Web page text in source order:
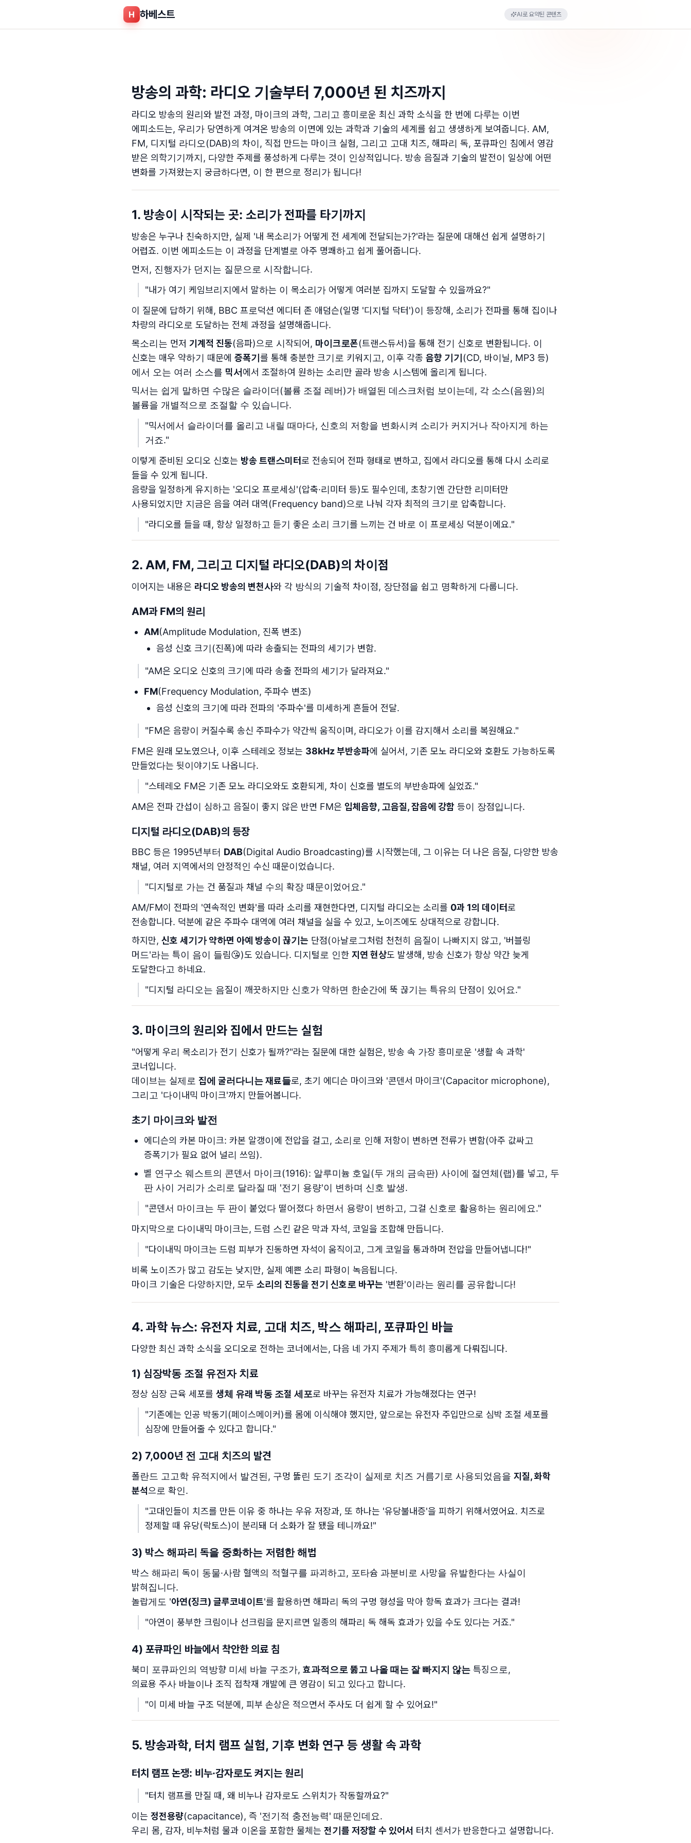
H 하베스트 AI로 요약된 콘텐츠
방송의 과학: 라디오 기술부터 7,000년 된 치즈까지
라디오 방송의 원리와 발전 과정, 마이크의 과학, 그리고 흥미로운 최신 과학 소식을 한 번에 다루는 이번
에피소드는, 우리가 당연하게 여겨온 방송의 이면에 있는 과학과 기술의 세계를 쉽고 생생하게 보여줍니다. AM,
FM, 디지털 라디오(DAB)의 차이, 직접 만드는 마이크 실험, 그리고 고대 치즈, 해파리 독, 포큐파인 침에서 영감
받은 의학기기까지, 다양한 주제를 풍성하게 다루는 것이 인상적입니다. 방송 음질과 기술의 발전이 일상에 어떤
변화를 가져왔는지 궁금하다면, 이 한 편으로 정리가 됩니다!
1. 방송이 시작되는 곳: 소리가 전파를 타기까지
방송은 누구나 친숙하지만, 실제 '내 목소리가 어떻게 전 세계에 전달되는가?'라는 질문에 대해선 쉽게 설명하기
어렵죠. 이번 에피소드는 이 과정을 단계별로 아주 명쾌하고 쉽게 풀어줍니다.
먼저, 진행자가 던지는 질문으로 시작합니다.
"내가 여기 케임브리지에서 말하는 이 목소리가 어떻게 여러분 집까지 도달할 수 있을까요?"
이 질문에 답하기 위해, BBC 프로덕션 에디터 존 애덤슨(일명 '디지털 닥터')이 등장해, 소리가 전파를 통해 집이나
차량의 라디오로 도달하는 전체 과정을 설명해줍니다.
목소리는 먼저 기계적 진동(음파)으로 시작되어, 마이크로폰(트랜스듀서)을 통해 전기 신호로 변환됩니다. 이
신호는 매우 약하기 때문에 증폭기 를 통해 충분한 크기로 키워지고, 이후 각종 음향 기기 (CD, 바이닐, MP3 등)
에서 오는 여러 소스를 믹서 에서 조절하여 원하는 소리만 골라 방송 시스템에 올리게 됩니다.
믹서는 쉽게 말하면 수많은 슬라이더(볼륨 조절 레버)가 배열된 데스크처럼 보이는데, 각 소스(음원)의
볼륨을 개별적으로 조절할 수 있습니다.
"믹서에서 슬라이더를 올리고 내릴 때마다, 신호의 저항을 변화시켜 소리가 커지거나 작아지게 하는
거죠."
이렇게 준비된 오디오 신호는 방송 트랜스미터로 전송되어 전파 형태로 변하고, 집에서 라디오를 통해 다시 소리로
들을 수 있게 됩니다.
음량을 일정하게 유지하는 '오디오 프로세싱'(압축·리미터 등)도 필수인데, 초창기엔 간단한 리미터만
사용되었지만 지금은 음을 여러 대역(Frequency band)으로 나눠 각자 최적의 크기로 압축합니다.
"라디오를 들을 때, 항상 일정하고 듣기 좋은 소리 크기를 느끼는 건 바로 이 프로세싱 덕분이에요."
2. AM, FM, 그리고 디지털 라디오(DAB)의 차이점
이어지는 내용은 라디오 방송의 변천사와 각 방식의 기술적 차이점, 장단점을 쉽고 명확하게 다룹니다.
AM과 FM의 원리
AM(Amplitude Modulation, 진폭 변조)
음성 신호 크기(진폭)에 따라 송출되는 전파의 세기가 변함.
"AM은 오디오 신호의 크기에 따라 송출 전파의 세기가 달라져요."
FM(Frequency Modulation, 주파수 변조)
음성 신호의 크기에 따라 전파의 '주파수'를 미세하게 흔들어 전달.
"FM은 음량이 커질수록 송신 주파수가 약간씩 움직이며, 라디오가 이를 감지해서 소리를 복원해요."
FM은 원래 모노였으나, 이후 스테레오 정보는 38kHz 부반송파에 실어서, 기존 모노 라디오와 호환도 가능하도록
만들었다는 뒷이야기도 나옵니다.
"스테레오 FM은 기존 모노 라디오와도 호환되게, 차이 신호를 별도의 부반송파에 실었죠."
AM은 전파 간섭이 심하고 음질이 좋지 않은 반면 FM은 입체음향, 고음질, 잡음에 강함 등이 장점입니다.
디지털 라디오(DAB)의 등장
BBC 등은 1995년부터 DAB(Digital Audio Broadcasting)를 시작했는데, 그 이유는 더 나은 음질, 다양한 방송
채널, 여러 지역에서의 안정적인 수신 때문이었습니다.
"디지털로 가는 건 품질과 채널 수의 확장 때문이었어요."
AM/FM이 전파의 '연속적인 변화'를 따라 소리를 재현한다면, 디지털 라디오는 소리를 0과 1의 데이터로
전송합니다. 덕분에 같은 주파수 대역에 여러 채널을 실을 수 있고, 노이즈에도 상대적으로 강합니다.
하지만, 신호 세기가 약하면 아예 방송이 끊기는 단점(아날로그처럼 천천히 음질이 나빠지지 않고, '버블링
머드'라는 특이 음이 들림😘)도 있습니다. 디지털로 인한 지연 현상도 발생해, 방송 신호가 항상 약간 늦게
도달한다고 하네요.
"디지털 라디오는 음질이 깨끗하지만 신호가 약하면 한순간에 뚝 끊기는 특유의 단점이 있어요."
3. 마이크의 원리와 집에서 만드는 실험
"어떻게 우리 목소리가 전기 신호가 될까?"라는 질문에 대한 실험은, 방송 속 가장 흥미로운 '생활 속 과학'
코너입니다.
데이브는 실제로 집에 굴러다니는 재료들로, 초기 에디슨 마이크와 '콘덴서 마이크'(Capacitor microphone),
그리고 '다이내믹 마이크'까지 만들어봅니다.
초기 마이크와 발전
에디슨의 카본 마이크: 카본 알갱이에 전압을 걸고, 소리로 인해 저항이 변하면 전류가 변함(아주 값싸고
증폭기가 필요 없어 널리 쓰임).
벨 연구소 웨스트의 콘덴서 마이크(1916): 알루미늄 호일(두 개의 금속판) 사이에 절연체(랩)를 넣고, 두
판 사이 거리가 소리로 달라질 때 '전기 용량'이 변하며 신호 발생.
"콘덴서 마이크는 두 판이 붙었다 떨어졌다 하면서 용량이 변하고, 그걸 신호로 활용하는 원리에요."
마지막으로 다이내믹 마이크는, 드럼 스킨 같은 막과 자석, 코일을 조합해 만듭니다.
"다이내믹 마이크는 드럼 피부가 진동하면 자석이 움직이고, 그게 코일을 통과하며 전압을 만들어냅니다!"
비록 노이즈가 많고 감도는 낮지만, 실제 예쁜 소리 파형이 녹음됩니다.
마이크 기술은 다양하지만, 모두 소리의 진동을 전기 신호로 바꾸는 '변환'이라는 원리를 공유합니다!
4. 과학 뉴스: 유전자 치료, 고대 치즈, 박스 해파리, 포큐파인 바늘
다양한 최신 과학 소식을 오디오로 전하는 코너에서는, 다음 네 가지 주제가 특히 흥미롭게 다뤄집니다.
1) 심장박동 조절 유전자 치료
정상 심장 근육 세포를 생체 유래 박동 조절 세포로 바꾸는 유전자 치료가 가능해졌다는 연구!
"기존에는 인공 박동기(페이스메이커)를 몸에 이식해야 했지만, 앞으로는 유전자 주입만으로 심박 조절 세포를
심장에 만들어줄 수 있다고 합니다."
2) 7,000년 전 고대 치즈의 발견
폴란드 고고학 유적지에서 발견된, 구멍 뚫린 도기 조각이 실제로 치즈 거름기로 사용되었음을 지질, 화학
분석으로 확인.
"고대인들이 치즈를 만든 이유 중 하나는 우유 저장과, 또 하나는 '유당불내증'을 피하기 위해서였어요. 치즈로
정제할 때 유당(락토스)이 분리돼 더 소화가 잘 됐을 테니까요!"
3) 박스 해파리 독을 중화하는 저렴한 해법
박스 해파리 독이 동물·사람 혈액의 적혈구를 파괴하고, 포타슘 과분비로 사망을 유발한다는 사실이
밝혀집니다.
놀랍게도 '아연(징크) 글루코네이트'를 활용하면 해파리 독의 구멍 형성을 막아 항독 효과가 크다는 결과!
"아연이 풍부한 크림이나 선크림을 문지르면 일종의 해파리 독 해독 효과가 있을 수도 있다는 거죠."
4) 포큐파인 바늘에서 착안한 의료 침
북미 포큐파인의 역방향 미세 바늘 구조가, 효과적으로 뚫고 나올 때는 잘 빠지지 않는 특징으로,
의료용 주사 바늘이나 조직 접착재 개발에 큰 영감이 되고 있다고 합니다.
"이 미세 바늘 구조 덕분에, 피부 손상은 적으면서 주사도 더 쉽게 할 수 있어요!"
5. 방송과학, 터치 램프 실험, 기후 변화 연구 등 생활 속 과학
터치 램프 논쟁: 비누·감자로도 켜지는 원리
"터치 램프를 만질 때, 왜 비누나 감자로도 스위치가 작동할까요?"
이는 정전용량(capacitance), 즉 '전기적 충전능력' 때문인데요.
우리 몸, 감자, 비누처럼 물과 이온을 포함한 물체는 전기를 저장할 수 있어서 터치 센서가 반응한다고 설명합니다.